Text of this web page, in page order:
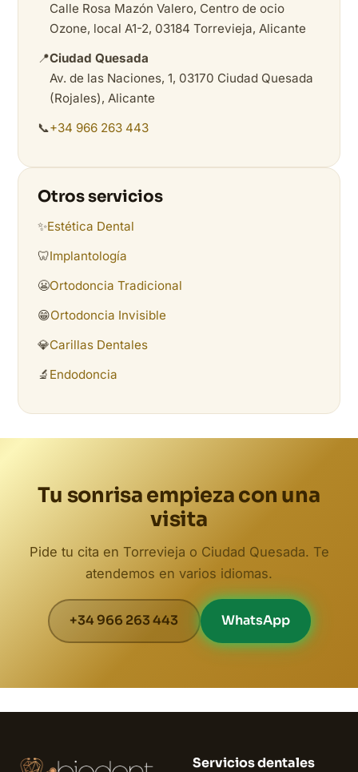
Calle Rosa Mazón Valero, Centro de ocio
Ozone, local A1-2, 03184 Torrevieja, Alicante
📍Ciudad Quesada
Av. de las Naciones, 1, 03170 Ciudad Quesada
(Rojales), Alicante
📞+34 966 263 443
Otros servicios
✨Estética Dental
🦷Implantología
😬Ortodoncia Tradicional
😁Ortodoncia Invisible
💎Carillas Dentales
🔬 Endodoncia
Tu sonrisa empieza con una
visita
Pide tu cita en Torrevieja o Ciudad Quesada. Te
atendemos en varios idiomas.
+34 966 263 443 WhatsApp
Servicios dentales